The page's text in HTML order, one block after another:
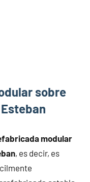
sobre
modular
, es decir, es